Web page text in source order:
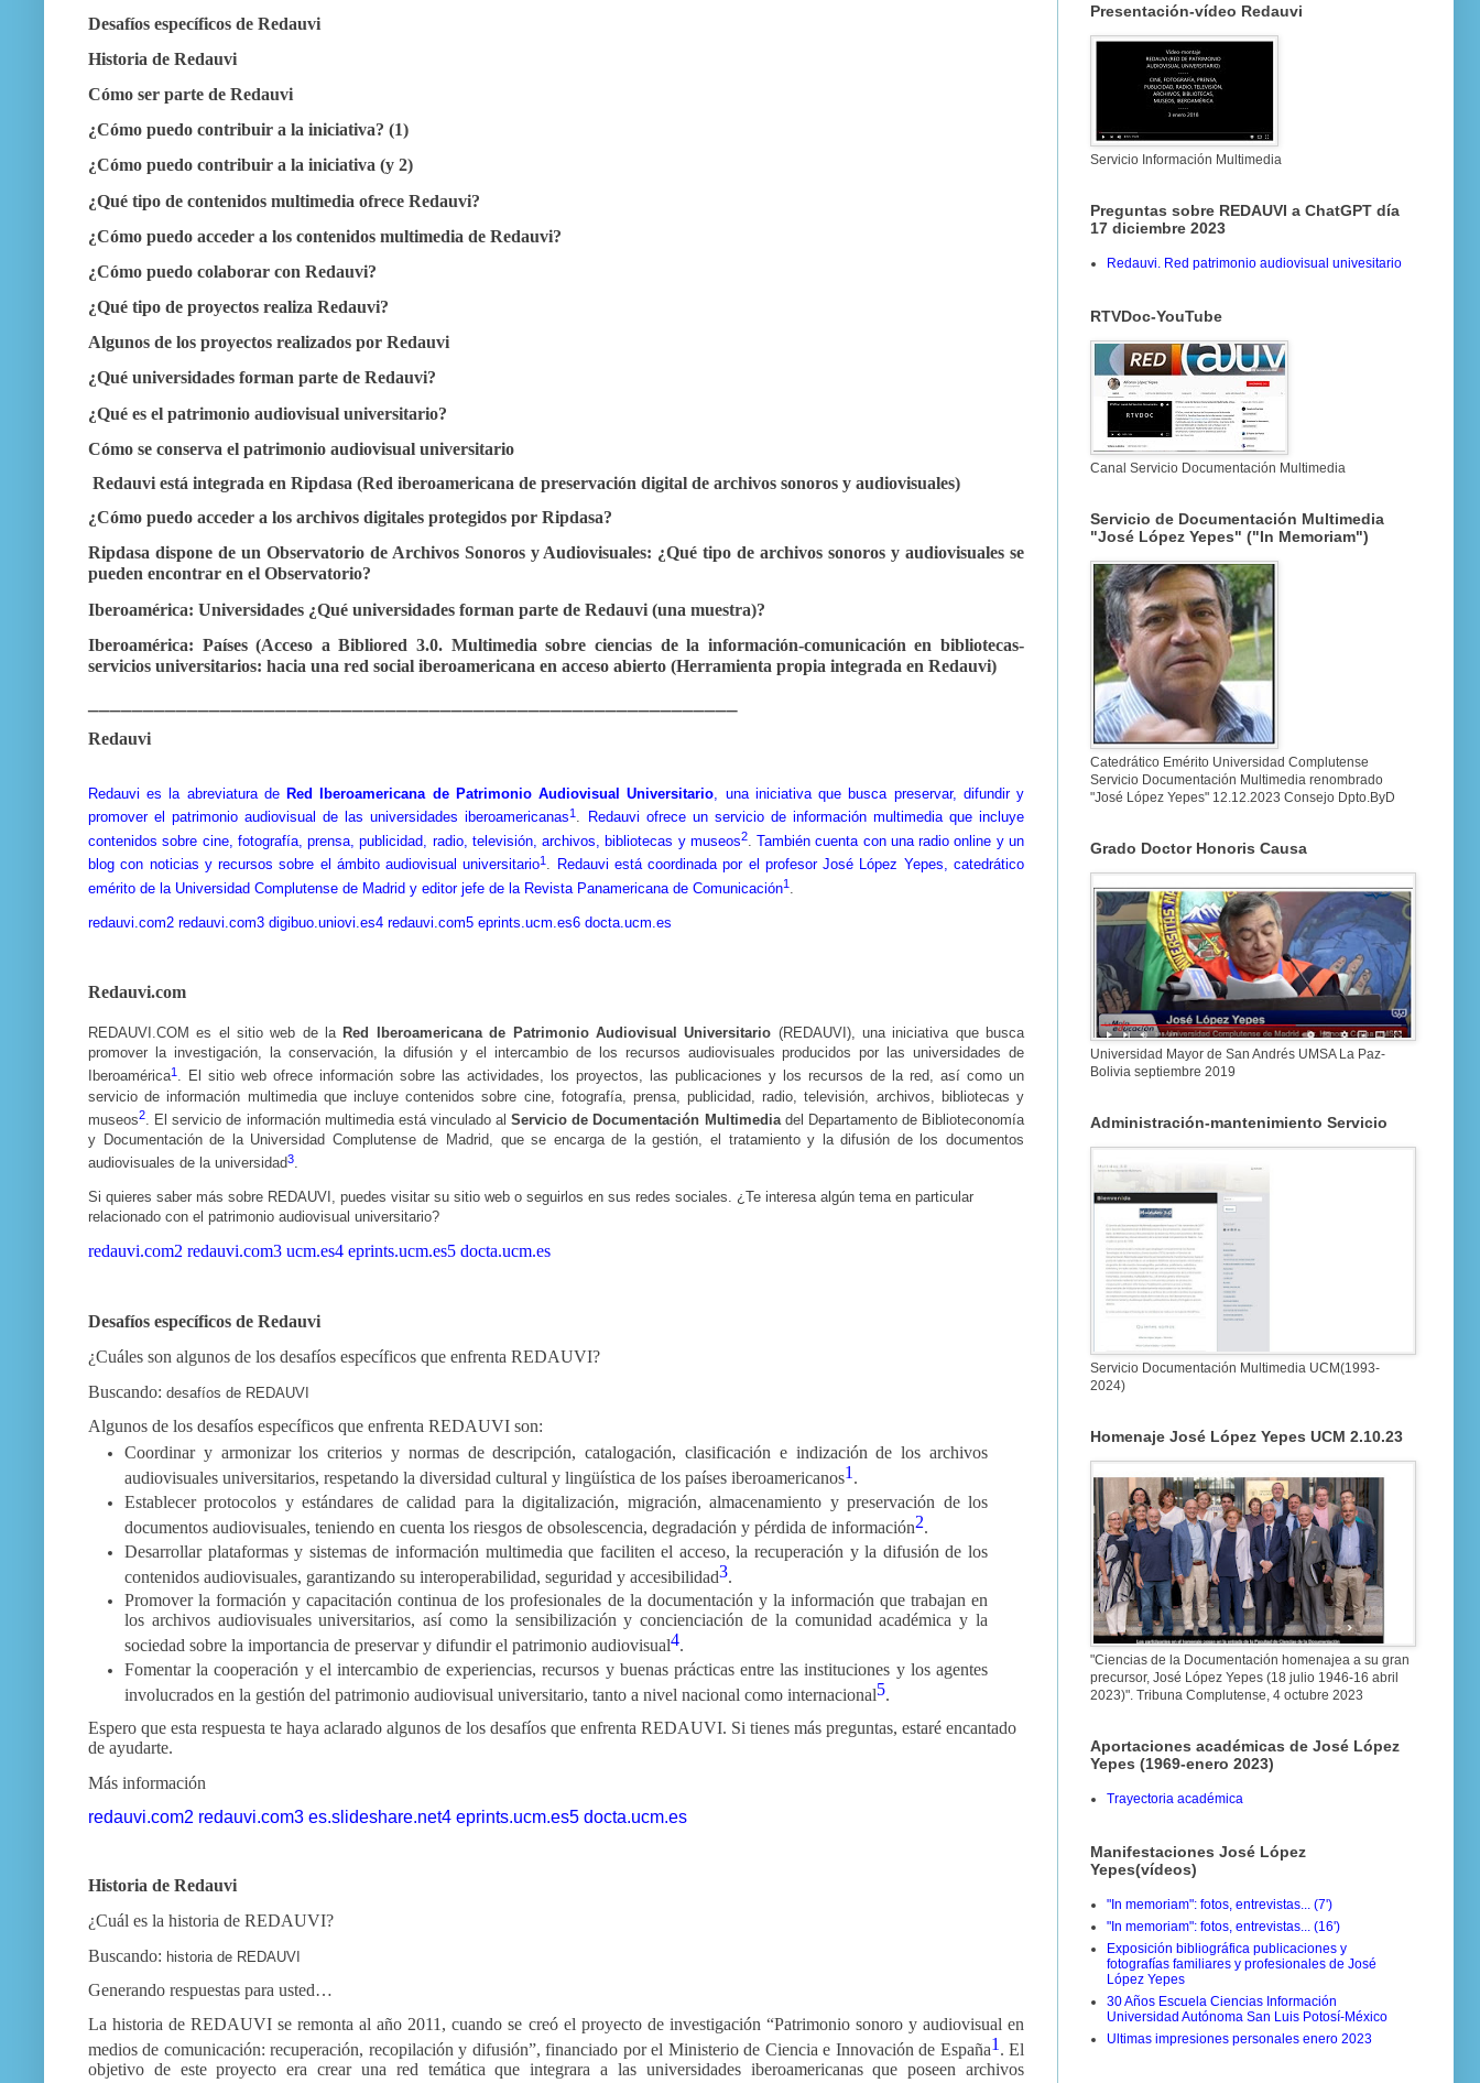
Desafíos específicos de Redauvi
Historia de Redauvi
Cómo ser parte de Redauvi
¿Cómo puedo contribuir a la iniciativa? (1)
¿Cómo puedo contribuir a la iniciativa (y 2)
¿Qué tipo de contenidos multimedia ofrece Redauvi?
¿Cómo puedo acceder a los contenidos multimedia de Redauvi?
¿Cómo puedo colaborar con Redauvi?
¿Qué tipo de proyectos realiza Redauvi?
Algunos de los proyectos realizados por Redauvi
¿Qué universidades forman parte de Redauvi?
¿Qué es el patrimonio audiovisual universitario?
Cómo se conserva el patrimonio audiovisual universitario
Redauvi está integrada en Ripdasa (Red iberoamericana de preservación digital de archivos sonoros y audiovisuales)
¿Cómo puedo acceder a los archivos digitales protegidos por Ripdasa?
Ripdasa dispone de un Observatorio de Archivos Sonoros y Audiovisuales: ¿Qué tipo de archivos sonoros y audiovisuales se
pueden encontrar en el Observatorio?
Iberoamérica: Universidades ¿Qué universidades forman parte de Redauvi (una muestra)?
Iberoamérica: Países(Acceso a Bibliored 3.0. Multimedia sobre ciencias de la información-comunicación en bibliotecas-
servicios universitarios: hacia una red social iberoamericana en acceso abierto (Herramienta propia integrada en Redauvi)
Redauvi
Redauvi es la abreviatura de Red Iberoamericana de Patrimonio Audiovisual Universitario, una iniciativa que busca preservar, difundir y
promover el patrimonio audiovisual de las universidades iberoamericanas1 .
Redauvi ofrece un servicio de información multimedia que incluye
contenidos sobre cine, fotografía, prensa, publicidad, radio, televisión, archivos, bibliotecas y museos2.También cuenta con una radio online y un
blog con noticias y recursos sobre el ámbito audiovisual universitario1 . Redauvi está coordinada por el profesor José López Yepes, catedrático
emérito de la Universidad Complutense de Madrid y editor jefe de la Revista Panamericana de Comunicación1
redauvi.com2 redauvi.com3 digibuo.uniovi.es4 redauvi.com5 eprints.ucm.es6 docta.ucm.es
Redauvi.com
REDAUVI.COM es el sitio web de la Red Iberoamericana de Patrimonio Audiovisual Universitario (REDAUVI), una iniciativa que busca
promover la investigación, la conservación, la difusión y el intercambio de los recursos audiovisuales producidos por las universidades de
Iberoamérica1 . El sitio web ofrece información sobre las actividades, los proyectos, las publicaciones y los recursos de la red, así como un
servicio de información multimedia que incluye contenidos sobre cine, fotografía, prensa, publicidad, radio, televisión, archivos, bibliotecas y
museos2. El servicio de información multimedia está vinculado alServicio de Documentación Multimediadel Departamento de Biblioteconomía
y Documentación de la Universidad Complutense de Madrid, que se encarga de la gestión, el tratamiento y la difusión de los documentos
audiovisuales de la universidad3.
Si quieres saber más sobre REDAUVI, puedes visitar su sitio web o seguirlos en sus redes sociales. ¿Te interesa algún tema en particular
relacionado con el patrimonio audiovisual universitario?
redauvi.com2 redauvi.com3 ucm.es4 eprints.ucm.es5 docta.ucm.es
Desafíos específicos de Redauvi
¿Cuáles son algunos de los desafíos específicos que enfrenta REDAUVI?
Buscando: desafíos de REDAUVI
Algunos de los desafíos específicos que enfrenta REDAUVI son:
Coordinar y armonizar los criterios y normas de descripción, catalogación, clasificación e indización de los archivos
audiovisuales universitarios, respetando la diversidad cultural y lingüística de los países iberoamericanos1 .
Establecer protocolos y estándares de calidad para la digitalización, migración, almacenamiento y preservación de los
documentos audiovisuales, teniendo en cuenta los riesgos de obsolescencia, degradación y pérdida de información2.
Desarrollar plataformas y sistemas de información multimedia que faciliten el acceso, la recuperación y la difusión de los
contenidos audiovisuales, garantizando su interoperabilidad, seguridad y accesibilidad3.
Promover la formación y capacitación continua de los profesionales de la documentación y la información que trabajan en
los archivos audiovisuales universitarios, así como la sensibilización y concienciación de la comunidad académica y la
sociedad sobre la importancia de preservar y difundir el patrimonio audiovisual4.
Fomentar la cooperación y el intercambio de experiencias, recursos y buenas prácticas entre las instituciones y los agentes
involucrados en la gestión del patrimonio audiovisual universitario, tanto a nivel nacional como internacional5.
Espero que esta respuesta te haya aclarado algunos de los desafíos que enfrenta REDAUVI. Si tienes más preguntas, estaré encantado
de ayudarte.
Más información
redauvi.com2 redauvi.com3 es.slideshare.net4 eprints.ucm.es5 docta.ucm.es
Historia de Redauvi
¿Cuál es la historia de REDAUVI?
Buscando: historia de REDAUVI
Generando respuestas para usted…
La historia de REDAUVI se remonta al año 2011, cuando se creó el proyecto de investigación “Patrimonio sonoro y audiovisual en
medios de comunicación: recuperación, recopilación y difusión”, financiado por el Ministerio de Ciencia e Innovación de España1 . El
objetivo de este proyecto era crear una red temática que integrara a las universidades iberoamericanas que poseen archivos
Presentación-vídeo Redauvi
Servicio Información Multimedia
Preguntas sobre REDAUVI a ChatGPT día
17 diciembre 2023
Redauvi. Red patrimonio audiovisual univesitario
RTVDoc-YouTube
Canal Servicio Documentación Multimedia
Servicio de Documentación Multimedia
"José López Yepes" ("In Memoriam")
Catedrático Emérito Universidad Complutense
Servicio Documentación Multimedia renombrado
"José López Yepes" 12.12.2023 Consejo Dpto.ByD
Grado Doctor Honoris Causa
Universidad Mayor de San Andrés UMSA La Paz-
Bolivia septiembre 2019
Administración-mantenimiento Servicio
Servicio Documentación Multimedia UCM(1993-
2024)
Homenaje José López Yepes UCM 2.10.23
"Ciencias de la Documentación homenajea a su gran
precursor, José López Yepes (18 julio 1946-16 abril
2023)". Tribuna Complutense, 4 octubre 2023
Aportaciones académicas de José López
Yepes (1969-enero 2023)
Trayectoria académica
Manifestaciones José López
Yepes(vídeos)
"In memoriam": fotos, entrevistas... (7')
"In memoriam": fotos, entrevistas... (16')
Exposición bibliográfica publicaciones y
fotografías familiares y profesionales de José
López Yepes
30 Años Escuela Ciencias Información
Universidad Autónoma San Luis Potosí-México
Ultimas impresiones personales enero 2023